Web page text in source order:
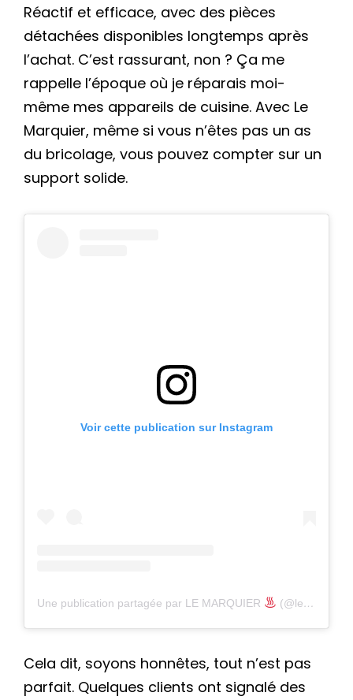
Réactif et efficace, avec des pièces
détachées disponibles longtemps après
l’achat. C’est rassurant, non ? Ça me
rappelle l’époque où je réparais moi-
même mes appareils de cuisine. Avec Le
Marquier, même si vous n’êtes pas un as
du bricolage, vous pouvez compter sur un
support solide.
Voir cette publication sur Instagram
Une publication partagée par LE MARQUIER (@lemarquier)
Cela dit, soyons honnêtes, tout n’est pas
parfait. Quelques clients ont signalé des